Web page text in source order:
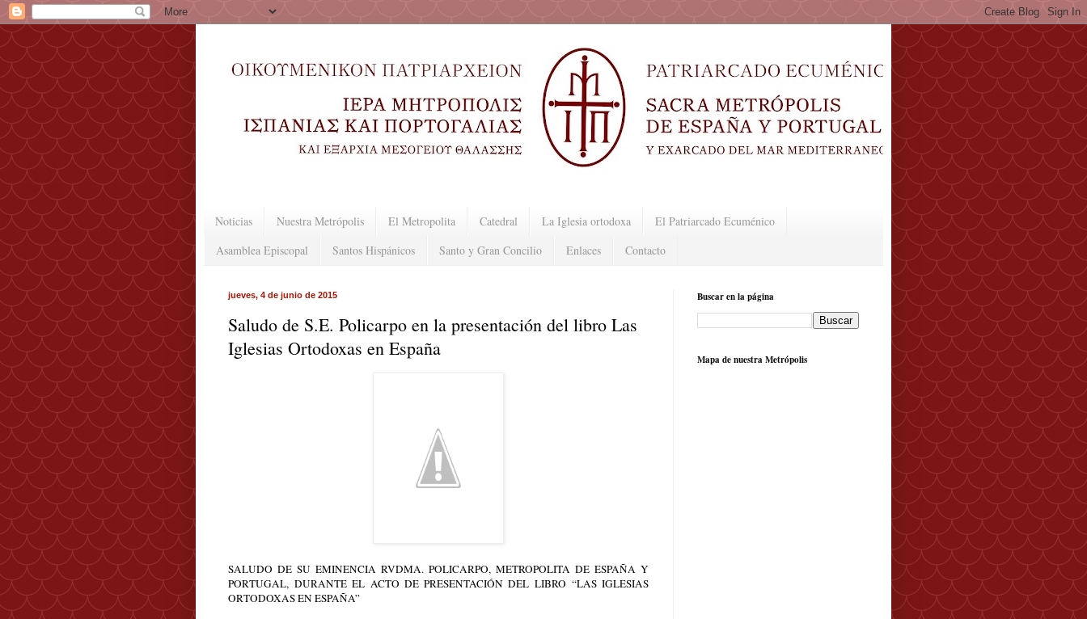
Noticias Nuestra Metrópolis El Metropolita Catedral La Iglesia ortodoxa
El Patriarcado Ecuménico
Asamblea Episcopal
Santos Hispánicos Santo y Gran Concilio Enlaces Contacto
jueves, 4 de junio de 2015
Saludo de S.E. Policarpo en la presentación del libro Las
Iglesias Ortodoxas en España
SALUDO DE SU EMINENCIA RVDMA. POLICARPO, METROPOLITA DE ESPAÑA Y
PORTUGAL,DURANTE EL ACTO DE PRESENTACIÓN DEL LIBRO “LAS IGLESIAS
ORTODOXAS EN ESPAÑA”
Buscar en la página
Mapa de nuestra Metrópolis